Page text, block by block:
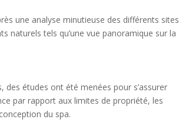
une analyse minutieuse des différents sites
naturels tels qu’une vue panoramique sur la
études ont été menées pour s’assurer
par rapport aux limites de propriété, les
du spa.